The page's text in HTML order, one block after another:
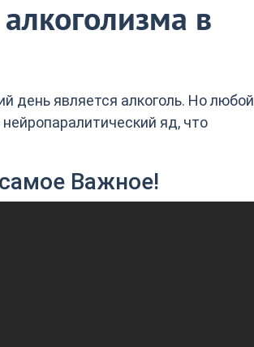
в
день является алкоголь. Но любой
яд, что
Важное!